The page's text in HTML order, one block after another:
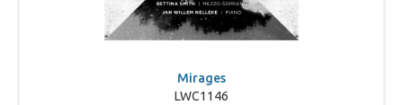
Mirages
LWC1146